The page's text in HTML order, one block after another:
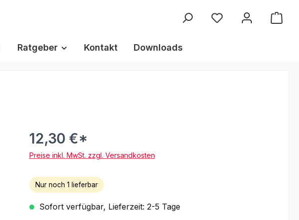
Ratgeber Kontakt Downloads
12,30 €*
Preise inkl. MwSt. zzgl. Versandkosten
Nur noch 1 lieferbar
Sofort verfügbar, Lieferzeit: 2-5 Tage